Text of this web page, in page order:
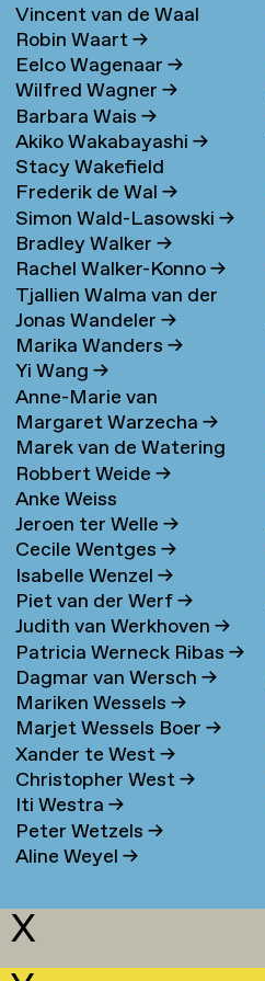
Vincent van de Waal
Robin Waart→
Eelco Wagenaar→
Wilfred Wagner→
Barbara Wais→
Akiko Wakabayashi→
Stacy Wakefield
Frederik de Wal→
Simon Wald-Lasowski→
Bradley Walker→
Rachel Walker-Konno→
Tjallien Walma van der
Molen→
Jonas Wandeler→
Marika Wanders→
Yi Wang→
Anne-Marie van
Warmerdam
Margaret Warzecha→
Marek van de Watering
Robbert Weide→
Anke Weiss
Jeroen ter Welle→
Cecile Wentges→
Isabelle Wenzel→
Piet van der Werf→
Judith van Werkhoven→
Patricia Werneck Ribas→
Dagmar van Wersch→
Mariken Wessels→
Marjet Wessels Boer→
Xander te West→
Christopher West→
Iti Westra→
Peter Wetzels→
Aline Weyel→
X